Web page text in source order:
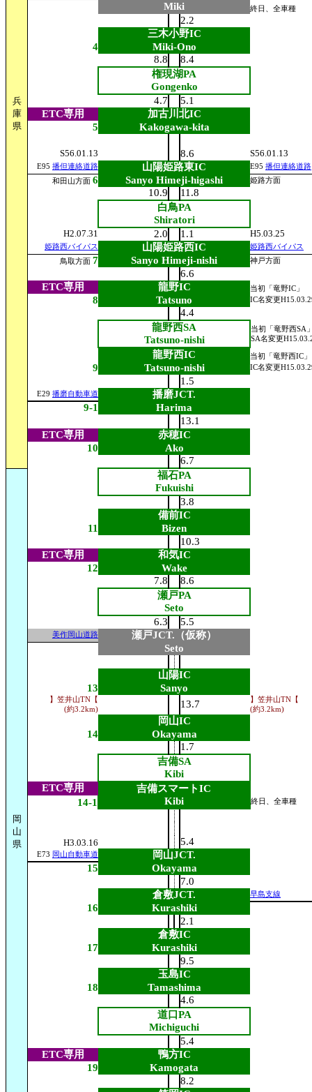
兵
庫
県
Miki
終日、全車種
2.2
三木小野IC
4
Miki-Ono
8.8
8.4
権現湖PA
Gongenko
4.7
5.1
ETC専用
加古川北IC
5
Kakogawa-kita
S56.01.13 8.6 S56.01.13
E95 播但連絡道路 山陽姫路東IC E95 播但連絡道路
和田山方面 6 Sanyo Himeji-higashi 姫路方面
10.9
11.8
白鳥PA
Shiratori
H2.07.31 2.0 1.1 H5.03.25
姫路西バイパス 山陽姫路西IC
姫路西バイパス
鳥取方面 7 Sanyo Himeji-nishi 神戸方面
6.6
ETC専用
龍野IC 当初「竜野IC」
8 Tatsuno IC名変更
4.4
龍野西SA
当初「竜野西SA
Tatsuno-nishi SA名変更
龍野西IC 当初「竜野西IC」
9 Tatsuno-nishi IC名変更
1.5
E29 播磨自動車道
播磨JCT.
9-1
Harima
13.1
ETC専用
赤穂IC
10
Ako
6.7
岡
山
県
福石PA
Fukuishi
3.8
備前IC
11
Bizen
10.3
ETC専用
和気IC
12
Wake
7.8
8.6
瀬戸PA
Seto
6.3
5.5
美作岡山道路
瀬戸JCT.（仮称）
Seto
山陽IC
13
Sanyo
】笠井山TN【
(約3.2km)
13.7
】笠井山TN【
(約3.2km)
岡山IC
14
Okayama
1.7
吉備SA
Kibi
ETC専用
吉備スマートIC
14-1
Kibi 終日、全車種
H3.03.16 5.4
E73 岡山自動車道
岡山JCT.
15
Okayama
7.0
倉敷JCT.
早島支線
16
Kurashiki
2.1
倉敷IC
17
Kurashiki
9.5
玉島IC
18
Tamashima
4.6
道口PA
Michiguchi
5.4
ETC専用
鴨方IC
19
Kamogata
8.2